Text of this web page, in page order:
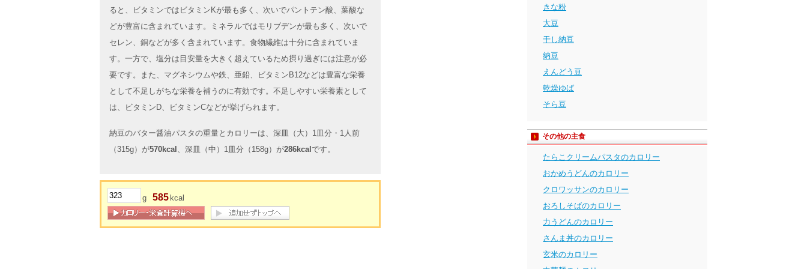
ると、ビタミンではビタミンKが最も多く、次いでパントテン酸、葉酸な
どが豊富に含まれています。ミネラルではモリブデンが最も多く、次いで
セレン、銅などが多く含まれています。食物繊維は十分に含まれていま
す。一方で、塩分は目安量を大きく超えているため摂り過ぎには注意が必
要です。また、マグネシウムや鉄、亜鉛、ビタミンB12などは豊富な栄養
として不足しがちな栄養を補うのに有効です。不足しやすい栄養素として
は、ビタミンD、ビタミンCなどが挙げられます。
納豆のバター醤油パスタの重量とカロリーは、深皿（大）1皿分・1人前
（315g）が570kcal 、深皿（中）1皿分（158g）が286kcal です。
g 585 kcal
きな粉
大豆
干し納豆
納豆
えんどう豆
乾燥ゆば
そら豆
その他の主食
たらこクリームパスタのカロリー
おかめうどんのカロリー
クロワッサンのカロリー
おろしそばのカロリー
力うどんのカロリー
さんま丼のカロリー
玄米のカロリー